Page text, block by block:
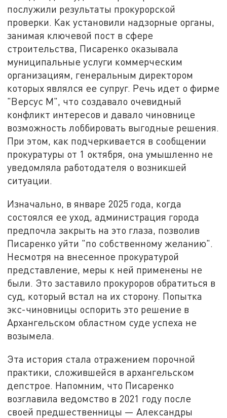
послужили результаты прокурорской
проверки. Как установили надзорные органы,
занимая ключевой пост в сфере
строительства, Писаренко оказывала
муниципальные услуги коммерческим
организациям, генеральным директором
которых являлся ее супруг. Речь идет о фирме
"Версус М", что создавало очевидный
конфликт интересов и давало чиновнице
возможность лоббировать выгодные решения.
При этом, как подчеркивается в сообщении
прокуратуры от 1 октября, она умышленно не
уведомляла работодателя о возникшей
ситуации.
Изначально, в январе 2025 года, когда
состоялся ее уход, администрация города
предпочла закрыть на это глаза, позволив
Писаренко уйти "по собственному желанию".
Несмотря на внесенное прокуратурой
представление, меры к ней применены не
были. Это заставило прокуроров обратиться в
суд, который встал на их сторону. Попытка
экс-чиновницы оспорить это решение в
Архангельском областном суде успеха не
возымела.
Эта история стала отражением порочной
практики, сложившейся в архангельском
депстрое. Напомним, что Писаренко
возглавила ведомство в 2021 году после
своей предшественницы — Александры